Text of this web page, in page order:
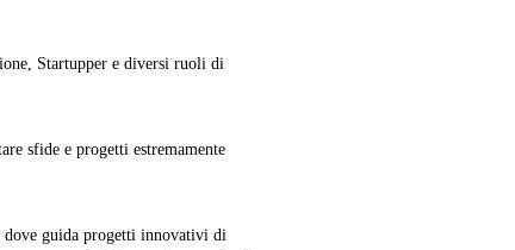
Startupper e diversi ruoli di
sfide e progetti estremamente
guida progetti innovativi di